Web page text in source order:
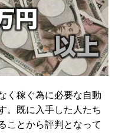
く稼ぐ為に必要な自動
。既に入手した人たち
ことから評判となって